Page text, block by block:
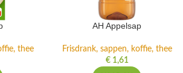
thee
AH Appelsap
Frisdrank, sappen, koffie, thee
€1,61